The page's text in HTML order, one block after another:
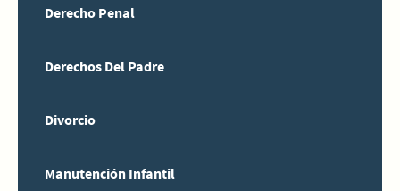
Derecho Penal
Derechos Del Padre
Divorcio
Manutención Infantil